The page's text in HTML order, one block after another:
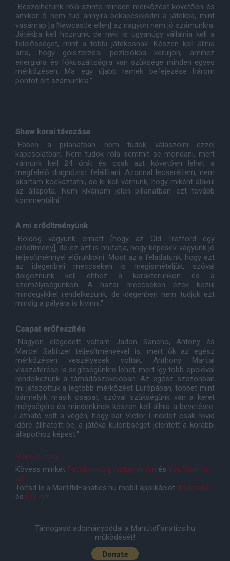
"Beszélhetünk róla szinte minden mérkőzést követően és
amikor ő nem tud annyira bekapcsolódni a játékba, mint
vasárnap [a Newcastle ellen] az nagyon nem jó számunkra.
Játékba kell hoznunk, de neki is ugyanúgy vállalnia kell a
felelősséget, mint a többi játékosnak. Készen kell állnia
arra, hogy gólszerzési pozíciókba kerüljön, amihez
energiára és fókuszáltságra van szüksége minden egyes
mérkőzésen. Ma egy újabb remek befejezése három
pontot ért számunkra."
Shaw korai távozása
"Ebben a pillanatban nem tudok válaszolni ezzel
kapcsolatban. Nem tudok róla semmit se mondani, mert
várnunk kell 24 órát és csak azt követően lehet a
megfelelő diagnózist felállítani. Azonnal lecseréltem, nem
akartam kockáztatni, de ki kell várnunk, hogy miként alakul
az állapota. Nem kívánom jelen pillanatban ezt tovább
kommentálni."
A mi erődítményünk
"Boldog vagyunk emiatt [hogy az Old Trafford egy
erődítmény], de ez azt is mutatja, hogy képesek vagyunk jó
teljesítménnyel előrukkolni. Most az a feladatunk, hogy ezt
az idegenbeli meccseken is megismételjük, szóval
dolgoznunk kell ehhez a karakterünkön és a
személyiségünkön. A hazai meccseken ezek közül
mindegyikkel rendelkezünk, de idegenben nem tudjuk ezt
mindig a pályára is kivinni."
Csapat erőfeszítés
"Nagyon elégedett voltam Jadon Sancho, Antony és
Marcel Sabitzer teljesítményével is, mert ők az egész
mérkőzésen veszélyesek voltak. Anthony Martial
visszatérése is segítségünkre lehet, mert így több opcióval
rendelkezünk a támadószekcióban. Az egész szezonban
mi játszottuk a legtöbb mérkőzést Európában, többet mint
bármelyik másik csapat, szóval szükségünk van a keret
mélységére és mindenkinek készen kell állnia a bevetésre.
Látható volt a végén, hogy bár Victor Lindelöf csak rövid
időre állhatott be, a játéka különbséget jelentett a korábbi
állapothoz képest."
Manutd.com
Kövess minket Facebookon, Instagramon és YouTube-on
is!
Töltsd le a ManUtdFanatics.hu mobil applikációt Androidra
és iOS-re!
Támogasd adományoddal a ManUtdFanatics.hu
működését!